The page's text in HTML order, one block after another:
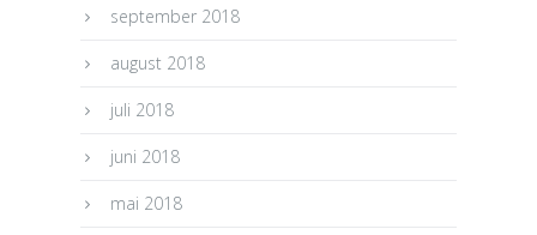
september 2018
august 2018
juli 2018
juni 2018
mai 2018